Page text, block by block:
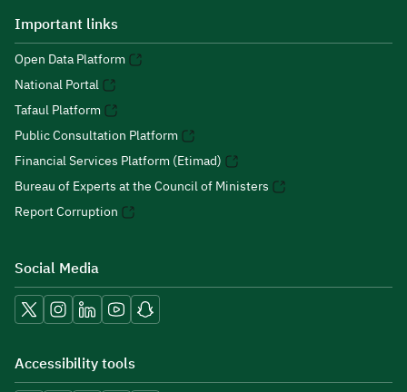
Important links
Open Data Platform
National Portal
Tafaul Platform
Public Consultation Platform
Financial Services Platform (Etimad)
Bureau of Experts at the Council of Ministers
Report Corruption
Social Media
Accessibility tools